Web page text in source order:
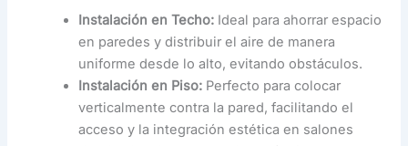
Instalación en Techo: Ideal para ahorrar espacio
en paredes y distribuir el aire de manera
uniforme desde lo alto, evitando obstáculos.
Instalación en Piso: Perfecto para colocar
verticalmente contra la pared, facilitando el
acceso y la integración estética en salones